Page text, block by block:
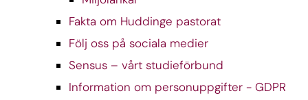
Fakta om Huddinge pastorat
Följ oss på sociala medier
Sensus – vårt studieförbund
Information om personuppgifter - GDPR